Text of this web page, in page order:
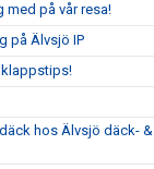
med på vår resa!
på Älvsjö IP
hos Älvsjö däck- &